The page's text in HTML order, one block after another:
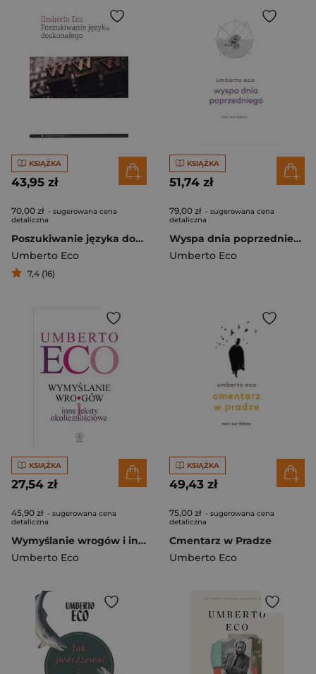
KSIĄŻKA
43,95 zł
70,00 zł - sugerowana cena
detaliczna
Poszukiwanie języka doskonałego w kulturze europejskiej
Umberto Eco
7,4 (16)
KSIĄŻKA
51,74 zł
79,00 zł - sugerowana cena
detaliczna
Wyspa dnia poprzedniego wyd. 3
Umberto Eco
KSIĄŻKA
27,54 zł
45,90 zł - sugerowana cena
detaliczna
Wymyślanie wrogów i inne teksty okolicznościowe
Umberto Eco
KSIĄŻKA
49,43 zł
75,00 zł - sugerowana cena
detaliczna
Cmentarz w Pradze
Umberto Eco